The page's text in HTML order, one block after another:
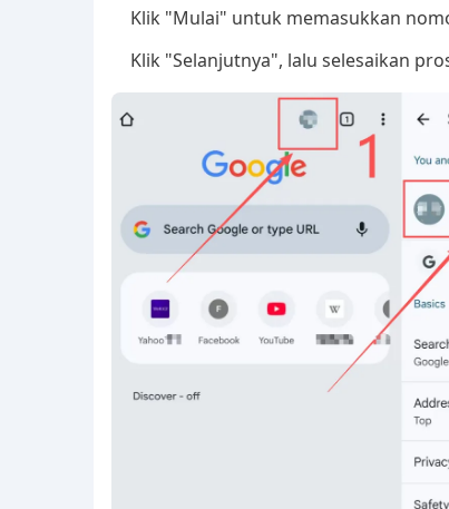
Klik "Mulai" untuk memasukkan
Klik "Selanjutnya", lalu selesaikan